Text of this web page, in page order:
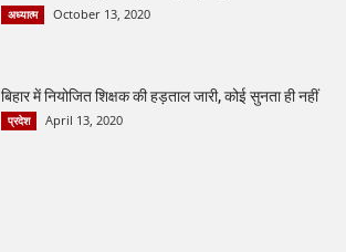
अध्यात्म October 13, 2020
बिहार में नियोजित शिक्षक की हड़ताल जारी, कोई सुनता ही नहीं
प्रदेश April 13, 2020